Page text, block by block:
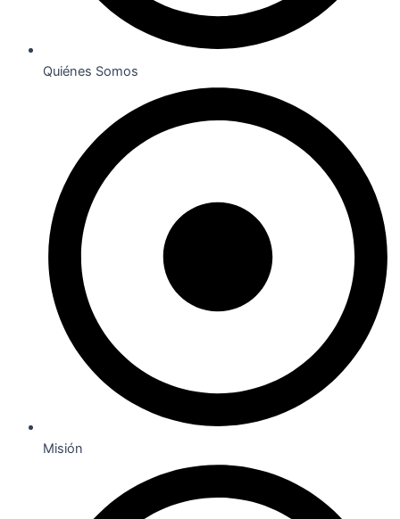
Quiénes Somos
Misión